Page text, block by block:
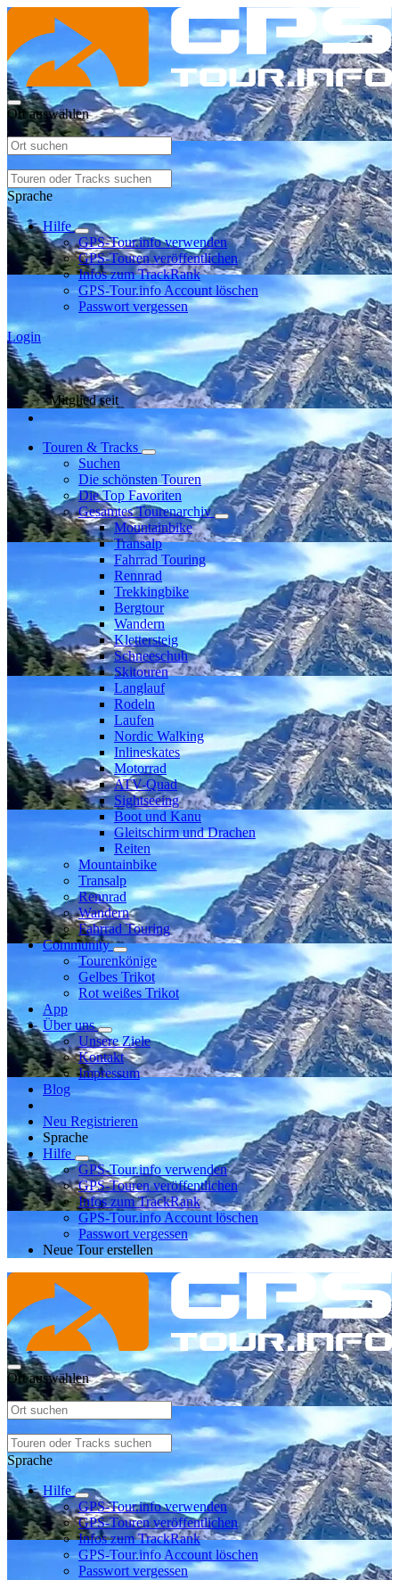
Ort auswählen
Sprache
Hilfe
GPS-Tour.info verwenden
GPS-Touren veröffentlichen
Infos zum TrackRank
GPS-Tour.info Account löschen
Passwort vergessen
Login
Mitglied seit
Touren & Tracks
Suchen
Die schönsten Touren
Die Top Favoriten
Gesamtes Tourenarchiv
Mountainbike
Transalp
Fahrrad Touring
Rennrad
Trekkingbike
Bergtour
Wandern
Klettersteig
Schneeschuh
Skitouren
Langlauf
Rodeln
Laufen
Nordic Walking
Inlineskates
Motorrad
ATV-Quad
Sightseeing
Boot und Kanu
Gleitschirm und Drachen
Reiten
Mountainbike
Transalp
Rennrad
Wandern
Fahrrad Touring
Community
Tourenkönige
Gelbes Trikot
Rot weißes Trikot
App
Über uns
Unsere Ziele
Kontakt
Impressum
Blog
Neu Registrieren
Sprache
Hilfe
GPS-Tour.info verwenden
GPS-Touren veröffentlichen
Infos zum TrackRank
GPS-Tour.info Account löschen
Passwort vergessen
Neue Tour erstellen
Ort auswählen
Sprache
Hilfe
GPS-Tour.info verwenden
GPS-Touren veröffentlichen
Infos zum TrackRank
GPS-Tour.info Account löschen
Passwort vergessen